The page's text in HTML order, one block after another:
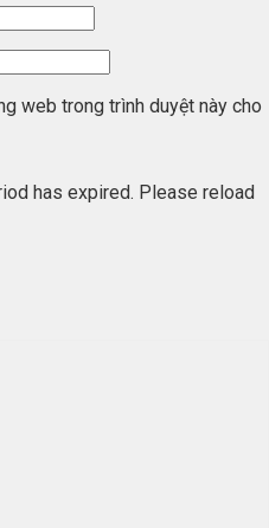
web trong trình duyệt này cho
has expired. Please reload